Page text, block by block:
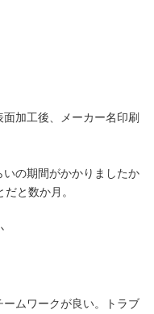
加工後、メーカー名印刷
の期間がかかりましたか
と数か月。
ムワークが良い。トラブ